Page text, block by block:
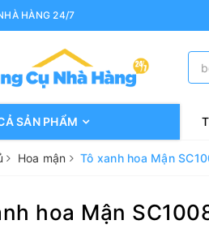
HÀNG 24/7
SẢN PHẨM
Hoa mận Tô xanh hoa Mận
hoa Mận